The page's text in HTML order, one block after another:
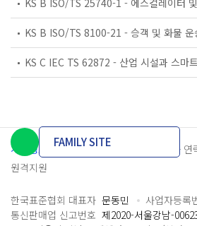
개인정보처리방침 이용약관 담당자 연
원격지원
FAMILY SITE
한국표준협회 대표자 문동민 사업자등록
통신판매업 신고번호 제2020-서울강남-